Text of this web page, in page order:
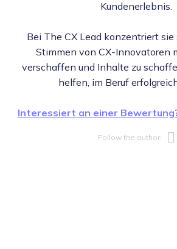
Kundenerlebnis.
Bei The CX Lead konzentriert sie
Stimmen von CX-Innovatoren
verschaffen und Inhalte zu
helfen, im Beruf
Interessiert an einer
Follow the author: